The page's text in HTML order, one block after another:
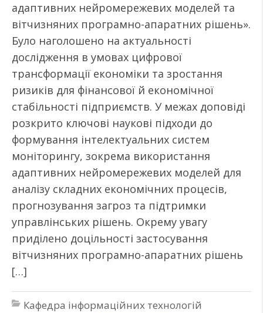
адаптивних нейромережевих моделей та
вітчизняних програмно-апаратних рішень».
Було наголошено на актуальності
дослідження в умовах цифрової
трансформації економіки та зростання
ризиків для фінансової й економічної
стабільності підприємств. У межах доповіді
розкрито ключові наукові підходи до
формування інтелектуальних систем
моніторингу, зокрема використання
адаптивних нейромережевих моделей для
аналізу складних економічних процесів,
прогнозування загроз та підтримки
управлінських рішень. Окрему увагу
приділено доцільності застосування
вітчизняних програмно-апаратних рішень
[…]
Кафедра інформаційних технологій